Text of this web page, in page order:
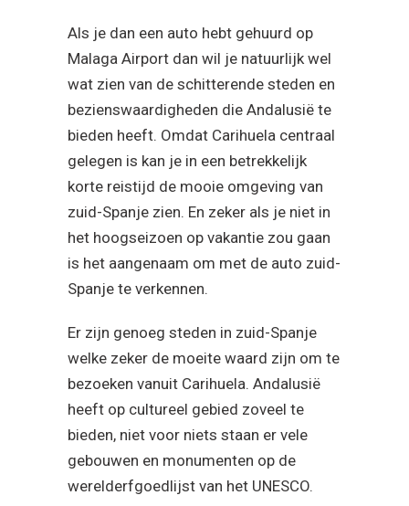
Als je dan een auto hebt gehuurd op
Malaga Airport dan wil je natuurlijk wel
wat zien van de schitterende steden en
bezienswaardigheden die Andalusië te
bieden heeft. Omdat Carihuela centraal
gelegen is kan je in een betrekkelijk
korte reistijd de mooie omgeving van
zuid-Spanje zien. En zeker als je niet in
het hoogseizoen op vakantie zou gaan
is het aangenaam om met de auto zuid-
Spanje te verkennen.
Er zijn genoeg steden in zuid-Spanje
welke zeker de moeite waard zijn om te
bezoeken vanuit Carihuela. Andalusië
heeft op cultureel gebied zoveel te
bieden, niet voor niets staan er vele
gebouwen en monumenten op de
werelderfgoedlijst van het UNESCO.